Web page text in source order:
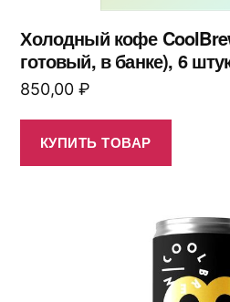
Холодный кофе
готовый, в банке), 6
850,00 ₽
КУПИТЬ ТОВАР